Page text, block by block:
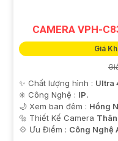
CAMERA VPH-
Giá
✨ Chất lượng hình : Ultra
✳️ Công Nghệ : IP.
🌙 Xem ban đêm : Hồng
🔩 Thiết Kế Camera
️💠 Ưu Điểm : Công Nghệ